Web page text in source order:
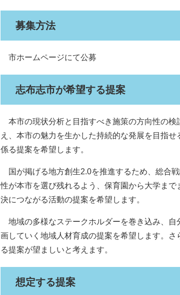
募集方法
市ホームページにて公募
志布志市が希望する提案
本市の現状分析と目指すべき施策の方向性の検
え、本市の魅力を生かした持続的な発展を目指
係る提案を希望します。
国が掲げる地方創生2.0を推進するため、総合
性が本市を選び残れるよう、保育園から大学ま
決につながる活動の提案を希望します。
地域の多様なステークホルダーを巻き込み、自
画していく地域人材育成の提案を希望します。
る提案が望ましいと考えます。
想定する提案